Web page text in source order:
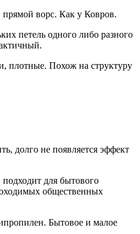
ворс. Как у Ковров.
петель одного либо разного
плотные. Похож на структуру
долго не появляется эффект
для бытового
общественных
Бытовое и малое